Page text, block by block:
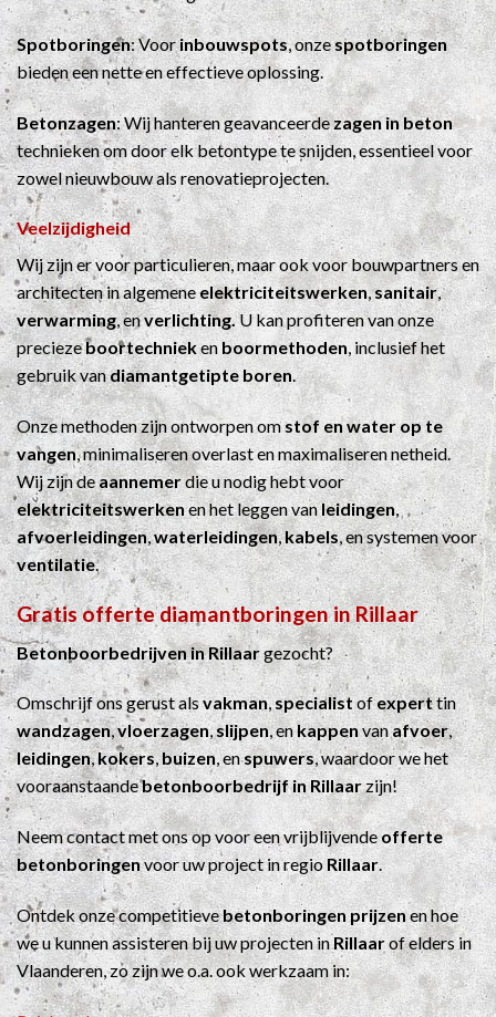
Spotboringen: Voorinbouwspots, onzespotboringen
bieden een nette en effectieve oplossing.
Betonzagen: Wij hanteren geavanceerde zagen in beton
technieken om door elk betontype te snijden, essentieel voor
zowel nieuwbouw als renovatieprojecten.
Veelzijdigheid
Wij zijn er voor particulieren, maar ook voor bouwpartners en
architecten in algemeneelektriciteitswerken,sanitair,
verwarming, enverlichting.U kan profiteren van onze
preciezeboortechniekenboormethoden, inclusief het
gebruik vandiamantgetipte boren.
Onze methoden zijn ontworpen omstof en water op te
vangen, minimaliseren overlast en maximaliseren netheid.
Wij zijn deaannemerdie u nodig hebt voor
elektriciteitswerkenen het leggen vanleidingen,
afvoerleidingen,waterleidingen,kabels, en systemen voor
ventilatie.
Gratis offerte diamantboringen in Rillaar
Betonboorbedrijven in Rillaargezocht?
Omschrijf ons gerust alsvakman,specialistofexperttin
wandzagen,vloerzagen,slijpen, enkappenvanafvoer,
leidingen,kokers,buizen, enspuwers, waardoor we het
vooraanstaandebetonboorbedrijf in Rillaarzijn!
Neem contact met ons op voor een vrijblijvendeofferte
betonboringenvoor uw project in regio Rillaar.
Ontdek onze competitievebetonboringen prijzenen hoe
we u kunnen assisteren bij uw projecten inRillaarof elders in
Vlaanderen, zo zijn we o.a. ook werkzaam in: